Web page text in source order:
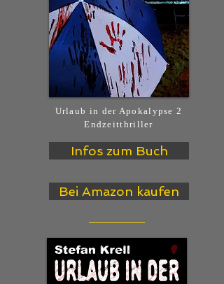
Urlaub in der Apokalypse 2
Endzeitthriller
Infos zum Buch
Bei Amazon kaufen